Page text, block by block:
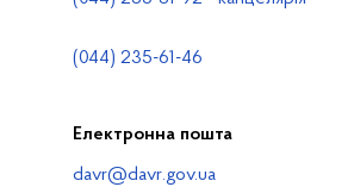
(044) 235-61-46
Електронна пошта
davr@davr.gov.ua